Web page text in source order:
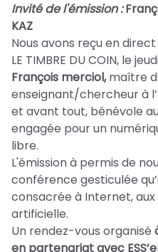
Invité de l'émission :
KAZ
Nous avons reçu en
LE TIMBRE DU COIN, le
François merciol,maître
enseignant/chercheur à
et avant tout, bénévole
engagée pour un
libre.
L'émission à permis de
conférence gesticulée
consacrée à Internet, aux
artificielle.
Un rendez-vous organisé
en partenariat avec